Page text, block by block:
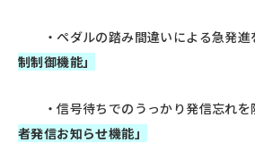
・ペダルの踏み間違いによる急発進
制制御機能」
・信号待ちでのうっかり発信忘れを
者発信お知らせ機能」